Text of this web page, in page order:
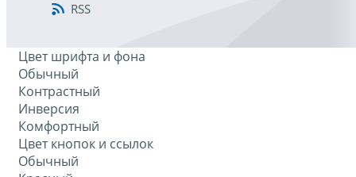
RSS
Цвет шрифта и фона
Обычный
Контрастный
Инверсия
Комфортный
Цвет кнопок и ссылок
Обычный